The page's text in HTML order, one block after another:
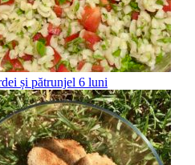
și pătrunjel 6 luni